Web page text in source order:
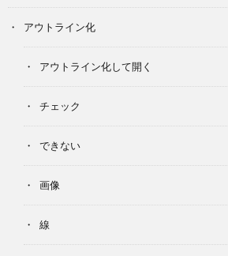
アウトライン化
アウトライン化して開く
チェック
できない
画像
線